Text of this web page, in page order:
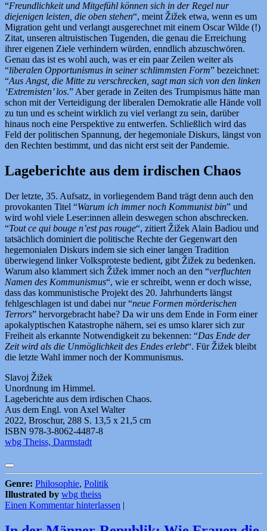
“Freundlichkeit und Mitgefühl können sich in der Regel nur
diejenigen leisten, die oben stehen“, meint Žižek etwa, wenn es um
Migration geht und verlangt ausgerechnet mit einem Oscar Wilde (!)
Zitat, unseren altruistischen Tugenden, die genau die Erreichung
ihrer eigenen Ziele verhindern würden, enndlich abzuschwören.
Genau das ist es wohl auch, was er ein paar Zeilen weiter als
“liberalen Opportunismus in seiner schlimmsten Form” bezeichnet:
“Aus Angst, die Mitte zu verschrecken, sagt man sich von den linken
‘Extremisten’ los.” Aber gerade in Zeiten des Trumpismus hätte man
schon mit der Verteidigung der liberalen Demokratie alle Hände voll
zu tun und es scheint wirklich zu viel verlangt zu sein, darüber
hinaus noch eine Perspektive zu entwerfen. Schließlich wird das
Feld der politischen Spannung, der hegemoniale Diskurs, längst von
den Rechten bestimmt, und das nicht erst seit der Pandemie.
Lageberichte aus dem irdischen Chaos
Der letzte, 35. Aufsatz, in vorliegendem Band trägt denn auch den
provokanten Titel “Warum ich immer noch Kommunist bin” und
wird wohl viele Leser:innen allein deswegen schon abschrecken.
“Tout ce qui bouge n’est pas rouge“, zitiert Žižek Alain Badiou und
tatsächlich dominiert die politische Rechte der Gegenwart den
hegemonialen Diskurs indem sie sich einer langen Tradition
überwiegend linker Volksproteste bedient, gibt Žižek zu bedenken.
Warum also klammert sich Žižek immer noch an den “verfluchten
Namen des Kommunismus“, wie er schreibt, wenn er doch wisse,
dass das kommunistische Projekt des 20. Jahrhunderts längst
fehlgeschlagen ist und dabei nur “neue Formen mörderischen
Terrors” hervorgebracht habe? Da wir uns dem Ende in Form einer
apokalyptischen Katastrophe nähern, sei es umso klarer sich zur
Freiheit als erkannte Notwendigkeit zu bekennen: “Das Ende der
Zeit wird als die Unmöglichkeit des Endes erlebt“. Für Žižek bleibt
die letzte Wahl immer noch der Kommunismus.
Slavoj Žižek
Unordnung im Himmel.
Lageberichte aus dem irdischen Chaos.
Aus dem Engl. von Axel Walter
2022, Broschur, 288 S. 13,5 x 21,5 cm
ISBN 978-3-8062-4487-8
wbg Theiss, Darmstadt
Genre: Philosophie, Politik
Illustrated by wbg theiss
Einen Kommentar hinterlassen |